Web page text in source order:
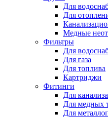
Для
Для
Медные
Фильтры
Для
Для газа
Для топлива
Картриджи
Фитинги
Для
Для медных
Для